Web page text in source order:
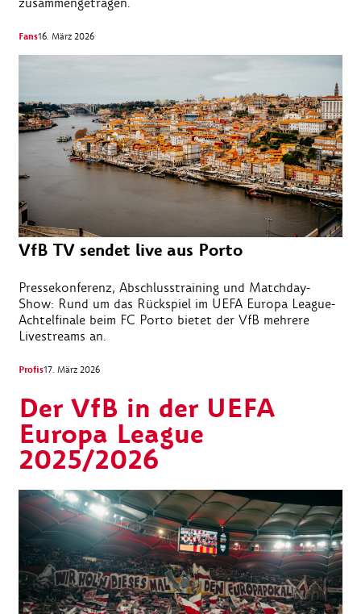
Fans16. März 2026
VfB TV sendet live aus Porto
Pressekonferenz, Abschlusstraining und Matchday-
Show: Rund um das Rückspiel im UEFA Europa League-
Achtelfinale beim FC Porto bietet der VfB mehrere
Livestreams an.
Profis17. März 2026
Der VfB in der UEFA
Europa League
2025/2026